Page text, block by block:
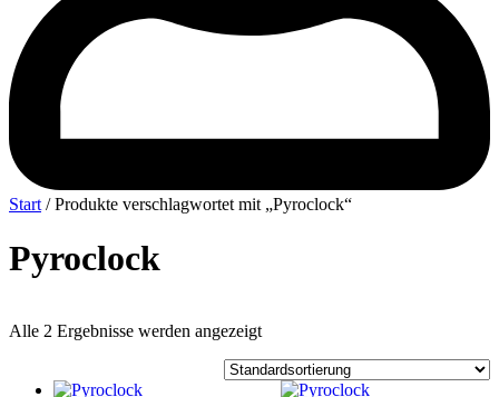
Start / Produkte verschlagwortet mit „Pyroclock“
Pyroclock
Alle 2 Ergebnisse werden angezeigt